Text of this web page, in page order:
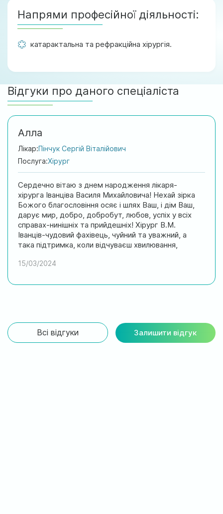
Напрями професійної діяльності:
катарактальна та рефракційна хірургія.
Відгуки про даного спеціаліста
Алла
Лікар:Пінчук Сергій Віталійович
Послуга:Хірург
Сердечно вітаю з днем народження лікаря-
хірурга Іванціва Василя Михайловича! Нехай зірка
Божого благословіння осяє і шлях Ваш, і дім Ваш,
дарує мир, добро, добробут, любов, успіх у всіх
справах-нинішніх та прийдешніх! Хірург В.М.
Іванців-чудовий фахівець, чуйний та уважний, а
така підтримка, коли відчуваєш хвилювання,
та милосердя є магістральними у взаєминах
Вашу роботу, поради та фахові консультації. З
15/03/2024
Всі відгуки Залишити відгук